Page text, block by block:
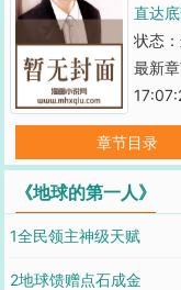
直达
状态
最新章
章节目录
《地球的第一人》
1全民领主神级天赋
2地球馈赠点石成金